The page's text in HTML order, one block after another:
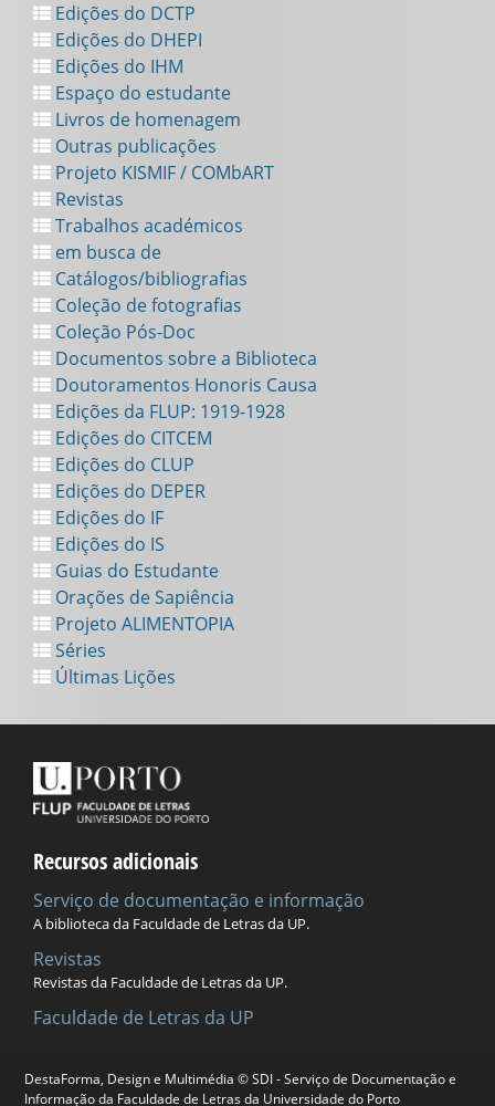
DestaForma, Design e Multimédia © SDI - Serviço de Documentação e
Informação da Faculdade de Letras da Universidade do Porto
Edições do DCTP
Edições do DHEPI
Edições do IHM
Espaço do estudante
Livros de homenagem
Outras publicações
Projeto KISMIF / COMbART
Revistas
Trabalhos académicos
em busca de
Catálogos/bibliografias
Coleção de fotografias
Coleção Pós-Doc
Documentos sobre a Biblioteca
Doutoramentos Honoris Causa
Edições da FLUP: 1919-1928
Edições do CITCEM
Edições do CLUP
Edições do DEPER
Edições do IF
Edições do IS
Guias do Estudante
Orações de Sapiência
Projeto ALIMENTOPIA
Séries
Últimas Lições
Recursos adicionais
Serviço de documentação e informação
A biblioteca da Faculdade de Letras da UP.
Revistas
Revistas da Faculdade de Letras da UP.
Faculdade de Letras da UP
Universidade do Porto